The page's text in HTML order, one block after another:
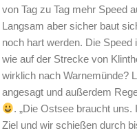
von Tag zu Tag mehr Speed
Langsam aber sicher baut
noch hart werden. Die
wie auf der Strecke von
wirklich nach Warnemünde?
angesagt und außerdem
. „Die Ostsee braucht
Ziel und wir schießen durch